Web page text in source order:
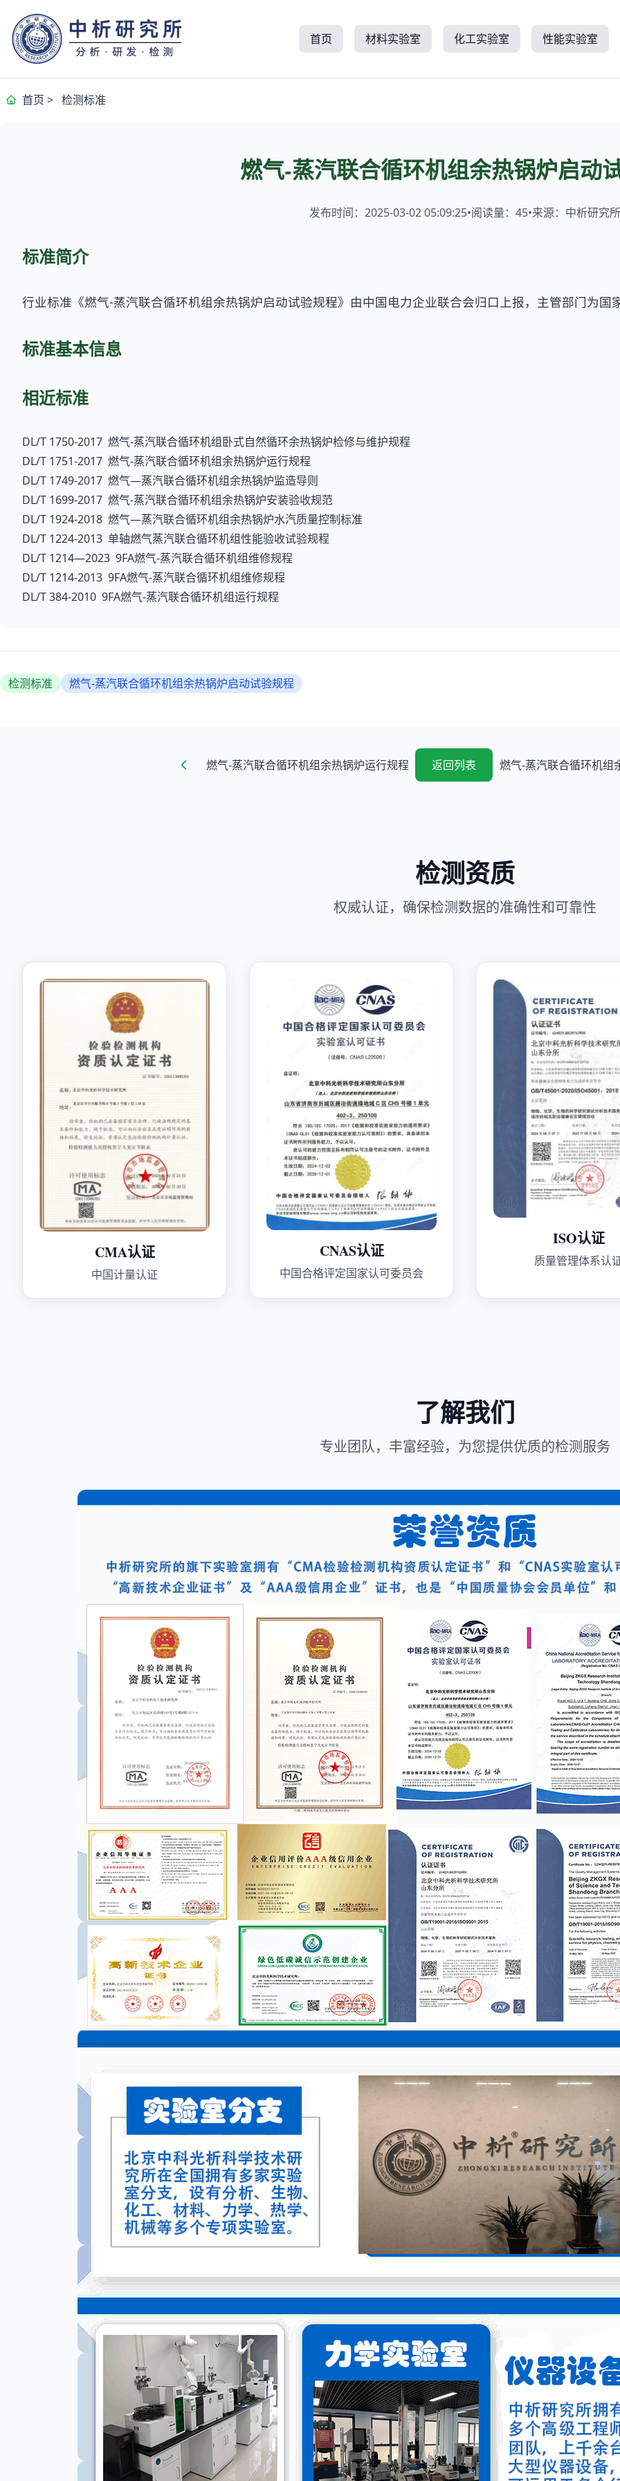
首页 材料实验室 化工实验室 性能实验室
首页 > 检测标准
燃气-蒸汽联合循环机组余热锅炉启动
发布时间：2025-03-02 05:09:25•阅读量： 45•来源：中析研究所
标准简介
行业标准《燃气-蒸汽联合循环机组余热锅炉启动试验规程》由中国电力企业联合会归口上报，主管部门为国
标准基本信息
相近标准
DL/T 1750-2017 燃气-蒸汽联合循环机组卧式自然循环余热锅炉检修与维护规程
DL/T 1751-2017 燃气-蒸汽联合循环机组余热锅炉运行规程
DL/T 1749-2017 燃气—蒸汽联合循环机组余热锅炉监造导则
DL/T 1699-2017 燃气-蒸汽联合循环机组余热锅炉安装验收规范
DL/T 1924-2018 燃气—蒸汽联合循环机组余热锅炉水汽质量控制标准
DL/T 1224-2013 单轴燃气蒸汽联合循环机组性能验收试验规程
DL/T 1214—2023 9FA燃气-蒸汽联合循环机组维修规程
DL/T 1214-2013 9FA燃气-蒸汽联合循环机组维修规程
DL/T 384-2010 9FA燃气-蒸汽联合循环机组运行规程
检测标准 燃气-蒸汽联合循环机组余热锅炉启动试验规程
燃气-蒸汽联合循环机组余热锅炉运行规程 返回列表 燃气-蒸汽联合循环机组
检测资质
权威认证，确保检测数据的准确性和可靠性
CMA认证
中国计量认证
CNAS认证
中国合格评定国家认可委员会
ISO认证
质量管理体系认
了解我们
专业团队，丰富经验，为您提供优质的检测服务